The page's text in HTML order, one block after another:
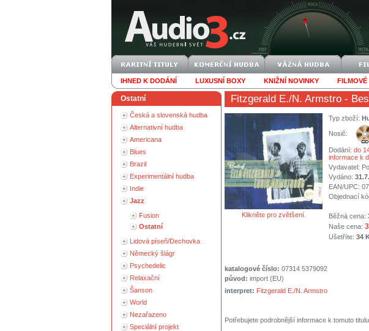
IHNED K DODÁNÍ LUXUSNÍ BOXY KNIŽNÍ NOVINKY FILMOVÉ
Ostatní
Česká a slovenská hudba
Alternativní hudba
Americana
Blues
Brazil
Experimentální hudba
Indie
Jazz
Fusion
Ostatní
Lidová píseň/Dechovka
Německý šlágr
Psychedelic
Relaxační
Šanson
World
Nezařazeno
Speciální projekt
Fitzgerald E./N. Armstro -
Klikněte pro zvětšení.
Typ zboží:
Nosič:
Dodání: do
informace k
Vydavatel:
Vydáno:
EAN/UPC:
Objednací
Běžná cena:
Naše cena:
Ušetříte: 34
katalogové číslo: 07314 5379092
původ: import (EU)
interpret: Fitzgerald E./N. Armstro
Potřebujete podrobnější informace k tomuto